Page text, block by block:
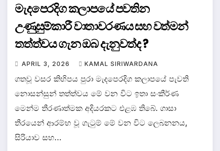
මැදපෙරදිග කලාපයේ පවතින
උණුසුම්කාරී වාතාවරණය සහ වත්මන්
තත්ත්වය ගැන ඔබ දැනුවත්ද ?
APRIL 3, 2026 KAMAL SIRIWARDANA
ගතවූ වසර කිහිපය පුරා මැදපෙරදිග කලාපයේ පැවති
නොසන්සුන් තත්ත්වය මේ වන විට ඉතා සංකීර්ණ
මෙන්ම තීරණාත්මක අදියරකට එළඹ තිබේ. ගාසා
තීරයෙන් ආරම්භ වූ ගැටුම් මේ වන විට ලෙබනනය,
සිරියාව සහ…